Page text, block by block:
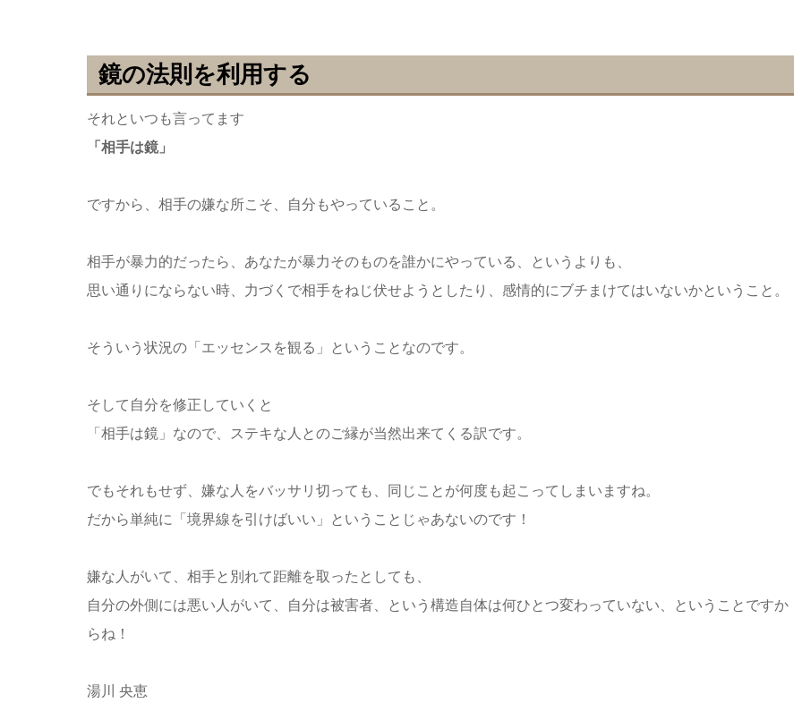
鏡の法則を利用する
それといつも言ってます
「相手は鏡」
ですから、相手の嫌な所こそ、自分もやっていること。
相手が暴力的だったら、あなたが暴力そのものを誰かにやっている、というよりも、
思い通りにならない時、力づくで相手をねじ伏せようとしたり、感情的にブチまけてはいないかということ。
そういう状況の「エッセンスを観る」ということなのです。
そして自分を修正していくと
「相手は鏡」なので、ステキな人とのご縁が当然出来てくる訳です。
でもそれもせず、嫌な人をバッサリ切っても、同じことが何度も起こってしまいますね。
だから単純に「境界線を引けばいい」ということじゃあないのです！
嫌な人がいて、相手と別れて距離を取ったとしても、
自分の外側には悪い人がいて、自分は被害者、という構造自体は何ひとつ変わっていない、ということですか
らね！
湯川 央恵